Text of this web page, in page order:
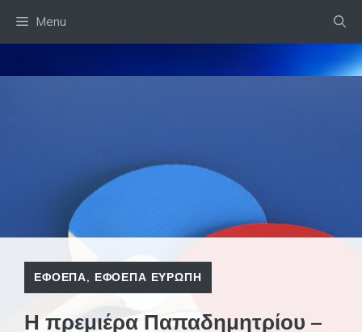
Menu
ΕΦΟΕΠΑ, ΕΦΟΕΠΑ ΕΥΡΩΠΗ
Η πρεμιέρα Παπαδημητρίου –